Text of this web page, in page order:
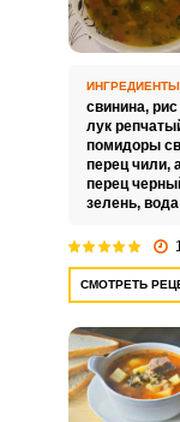
ИНГРЕДИЕНТЫ
свинина,
лук
помидоры
перец чили,
перец
зелень, вода
СМОТРЕТЬ